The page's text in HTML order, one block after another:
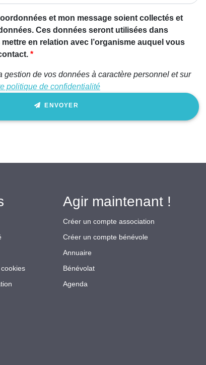
et mon message soient collectés et
Ces données seront utilisées dans
mettre en relation avec l’organisme auquel vous
gestion de vos données à caractère personnel et sur
politique de confidentialité
ENVOYER
Agir maintenant !
Créer un compte association
Créer un compte bénévole
Annuaire
Bénévolat
Agenda